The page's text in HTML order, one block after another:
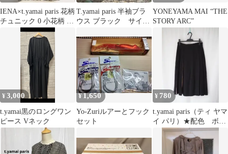
IENA×t.yamai paris 花柄
チュニック 0 小花柄 グ
リーン
T.yamai paris 半袖ブラ
ウス ブラック サイズ
YONEYAMA MAI “THE
STORY ARC”
¥3,000
t.yamai黒のロングワン
ピース Vネック
¥1,650
Yo-Zuriルアーとフック
セット
¥ 780
t.yamai paris（ティ ヤマ
イ パリ）★配色 ボッ
クスプリーツスカート